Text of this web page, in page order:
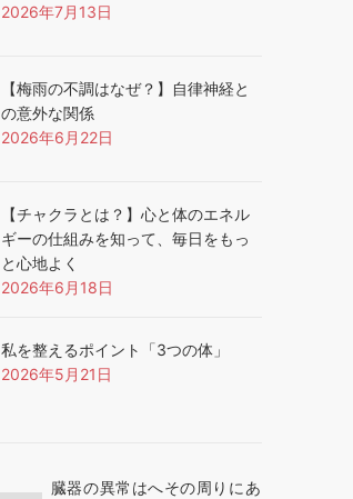
2026年7月13日
【梅雨の不調はなぜ？】自律神経と
の意外な関係
2026年6月22日
【チャクラとは？】心と体のエネル
ギーの仕組みを知って、毎日をもっ
と心地よく
2026年6月18日
私を整えるポイント「3つの体」
2026年5月21日
臓器の異常はへその周りにあ